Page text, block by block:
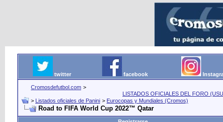
twitter facebook
Cromosdefutbol.com >
LISTADOS OFICIALES DEL FORO
> Listados oficiales de Panini > Eurocopas y Mundiales (Cromos)
Road to FIFA World Cup 2022™ Qatar